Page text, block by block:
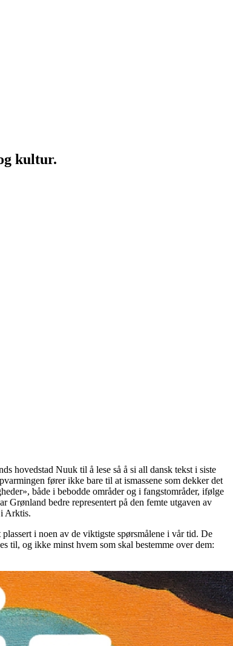
kultur.
hovedstad Nuuk til å lese så å si all dansk tekst i siste
fører ikke bare til at ismassene som dekker det
både i bebodde områder og i fangstområder, ifølge
Grønland bedre representert på den femte utgaven av
Arktis.
i noen av de viktigste spørsmålene i vår tid. De
til, og ikke minst hvem som skal bestemme over dem: